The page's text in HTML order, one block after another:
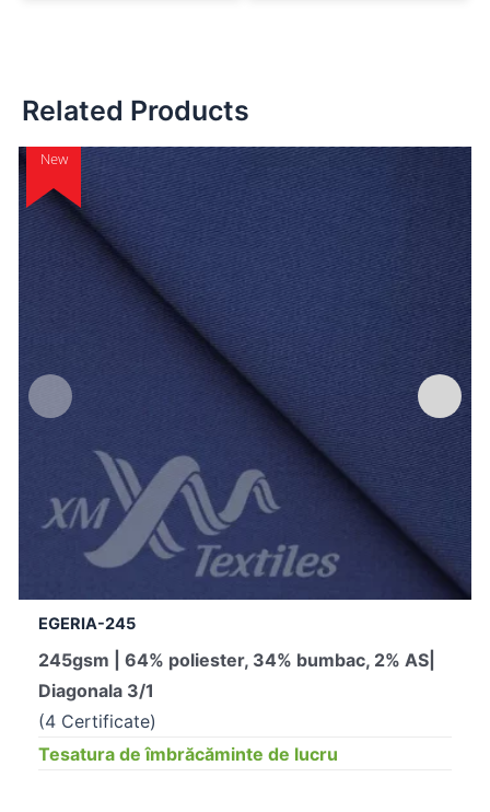
Related Products
New
EGERIA-245
245gsm | 64% poliester, 34% bumbac, 2% AS|
Diagonala 3/1
(4 Certificate)
Tesatura de îmbrăcăminte de lucru